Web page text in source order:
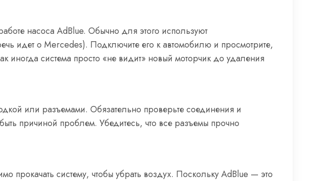
насоса AdBlue. Обычно для этого используют
идет о Mercedes). Подключите его к автомобилю и просмотрите,
иногда система просто «не видит» новый моторчик до удаления
или разъемами. Обязательно проверьте соединения и
причиной проблем. Убедитесь, что все разъемы прочно
прокачать систему, чтобы убрать воздух. Поскольку AdBlue — это